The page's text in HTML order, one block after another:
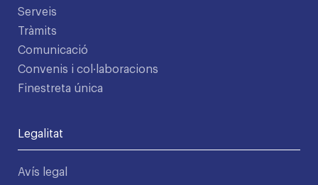
Serveis
Tràmits
Comunicació
Convenis i col·laboracions
Finestreta única
Legalitat
Avís legal